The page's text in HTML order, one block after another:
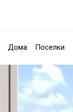
Дома Поселки